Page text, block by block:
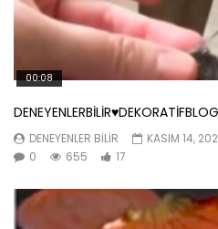
00:08
DENEYENLER BILIR
KASIM 14,
0
655 17